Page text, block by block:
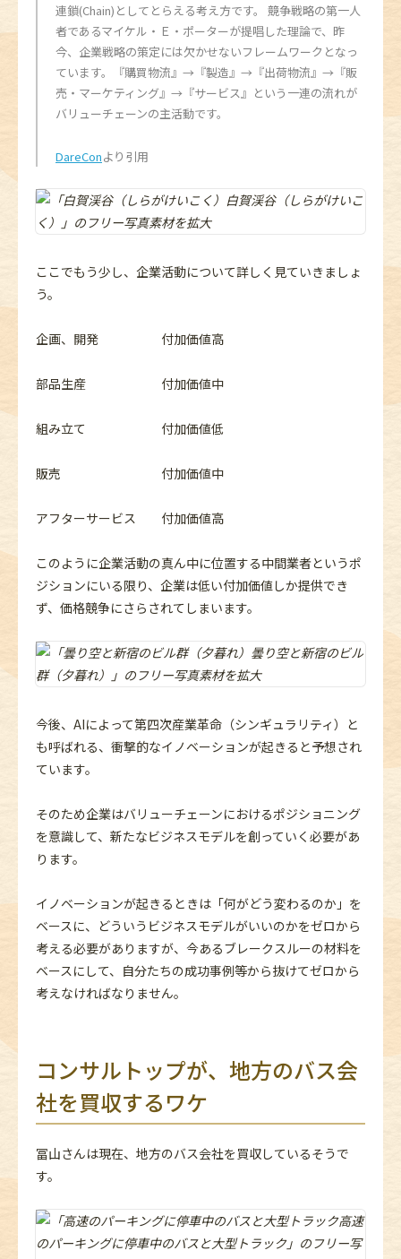
連鎖(Chain)としてとらえる考え方です。 競争戦略の第一人
者であるマイケル・Ｅ・ポーターが提唱した理論で、昨
今、企業戦略の策定には欠かせないフレームワークとなっ
ています。『購買物流』→『製造』→『出荷物流』→『販
売・マーケティング』→『サービス』という一連の流れが
バリューチェーンの主活動です。
DareConより引用
ここでもう少し、企業活動について詳しく見ていきましょ
う。
企画、開発 付加価値高
部品生産 付加価値中
組み立て 付加価値低
販売 付加価値中
アフターサービス 付加価値高
このように企業活動の真ん中に位置する中間業者というポ
ジションにいる限り、企業は低い付加価値しか提供でき
ず、価格競争にさらされてしまいます。
今後、AIによって第四次産業革命（シンギュラリティ）と
も呼ばれる、衝撃的なイノベーションが起きると予想され
ています。
そのため企業はバリューチェーンにおけるポジショニング
を意識して、新たなビジネスモデルを創っていく必要があ
ります。
イノベーションが起きるときは「何がどう変わるのか」を
ベースに、どういうビジネスモデルがいいのかをゼロから
考える必要がありますが、今あるブレークスルーの材料を
ベースにして、自分たちの成功事例等から抜けてゼロから
考えなければなりません。
コンサルトップが、地方のバス会
社を買収するワケ
冨山さんは現在、地方のバス会社を買収しているそうで
す。